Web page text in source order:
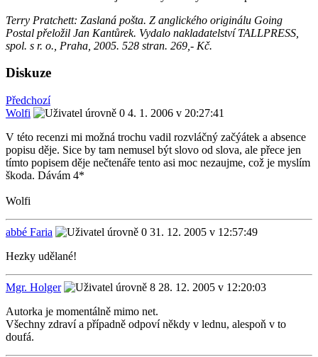
Terry Pratchett: Zaslaná pošta. Z anglického originálu Going
Postal přeložil Jan Kantůrek. Vydalo nakladatelství TALLPRESS,
spol. s r. o., Praha, 2005. 528 stran. 269,- Kč.
Diskuze
Předchozí
Wolfi
4. 1. 2006 v 20:27:41
V této recenzi mi možná trochu vadil rozvláčný začýátek a absence
popisu děje. Sice by tam nemusel být slovo od slova, ale přece jen
tímto popisem děje nečtenáře tento asi moc nezaujme, což je myslím
škoda. Dávám 4*
Wolfi
abbé Faria
31. 12. 2005 v 12:57:49
Hezky udělané!
Mgr. Holger
28. 12. 2005 v 12:20:03
Autorka je momentálně mimo net.
Všechny zdraví a případně odpoví někdy v lednu, alespoň v to
doufá.